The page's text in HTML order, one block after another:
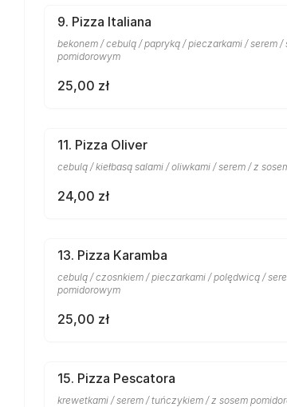
9. Pizza Italiana
bekonem / cebulą / papryką / pieczarkami / serem /
pomidorowym
25,00 zł
11. Pizza Oliver
cebulą / kiełbasą salami / oliwkami / serem / z
24,00 zł
13. Pizza Karamba
cebulą / czosnkiem / pieczarkami / polędwicą /
pomidorowym
25,00 zł
15. Pizza Pescatora
krewetkami / serem / tuńczykiem / z sosem